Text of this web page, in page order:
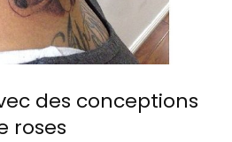
des conceptions
roses